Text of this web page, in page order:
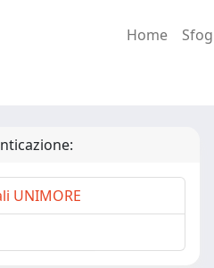
Home
UNIMORE